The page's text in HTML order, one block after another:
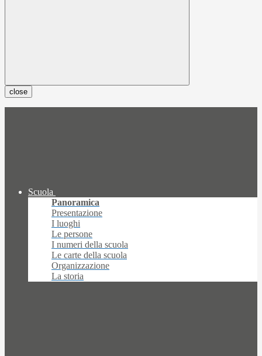
close
Scuola
Panoramica
Presentazione
I luoghi
Le persone
I numeri della scuola
Le carte della scuola
Organizzazione
La storia